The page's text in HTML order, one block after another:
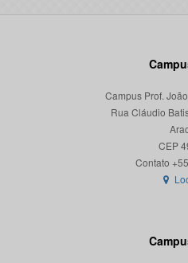
Campus Prof.
Rua Cláudio
CEP